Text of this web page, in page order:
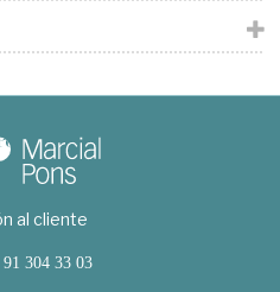
al cliente
304 33 03